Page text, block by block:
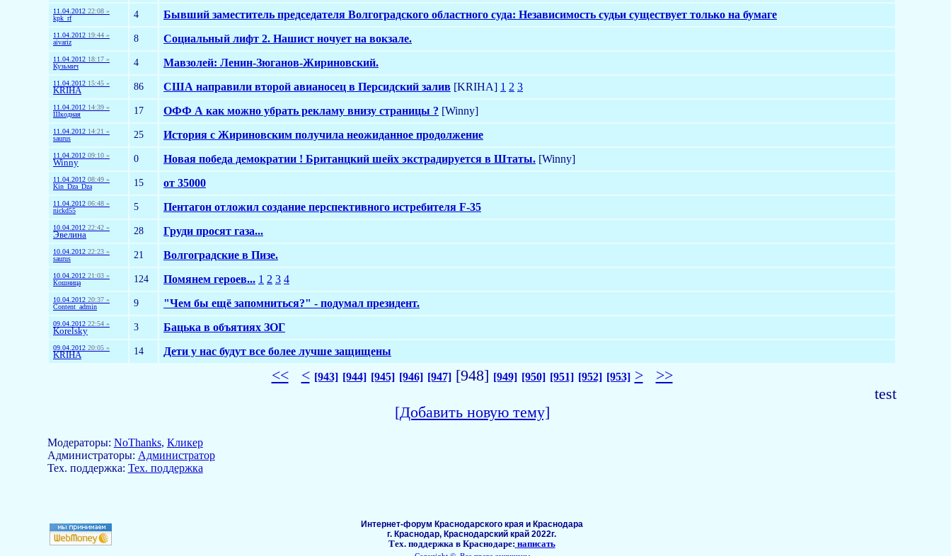
11.04.2012 22:08 »
kpk_rf
4 Бывший заместитель председателя Волгоградского областного суда: Независимость судьи существует только на бумаге
11.04.2012 19:44 »
aivariz
8 Социальный лифт 2. Нашист ночует на вокзале.
11.04.2012 18:17 »
Кузьмич
4 Мавзолей: Ленин-Зюганов-Жириновский.
11.04.2012 15:45 »
KRIHA 86 США направили второй авианосец в Персидский залив [KRIHA] 1 2 3
11.04.2012 14:39 »
Шкодная
17 ОФФ А как можно убрать рекламу внизу страницы ? [Winny]
11.04.2012 14:21 »
saurus
25 История с Жириновским получила неожиданное продолжение
11.04.2012 09:10 »
Winny 0 Новая победа демократии ! Британцкий шейх экстрадируется в Штаты. [Winny]
11.04.2012 08:49 »
Kin_Dza_Dza
15 от 35000
11.04.2012 06:48 »
nickd55
5 Пентагон отложил создание перспективного истребителя F-35
10.04.2012 22:42 »
Эвелина 28 Груди просят газа...
10.04.2012 22:23 »
saurus
21 Волгоградские в Пизе.
10.04.2012 21:03 »
Кошница
124 Помянем героев... 1 2 3 4
10.04.2012 20:37 »
Content_admin
9 "Чем бы ещё запомниться?" - подумал президент.
09.04.2012 22:54 »
Korelsky 3 Бацька в объятиях ЗОГ
09.04.2012 20:05 »
KRIHA 14 Дети у нас будут все более лучше защищены
<< < [943] [944] [945] [946] [947][948] [949] [950] [951] [952] [953] >
>>
test
[Добавить новую тему]
Модераторы: NoThanks, Кликер
Aдминистраторы: Администратор
Тех. поддержка: Тех. поддержка
Интернет-форум Краснодарского края и Краснодара
г. Краснодар, Краснодарский край 2022г.
Тех. поддержка в Краснодаре: написать